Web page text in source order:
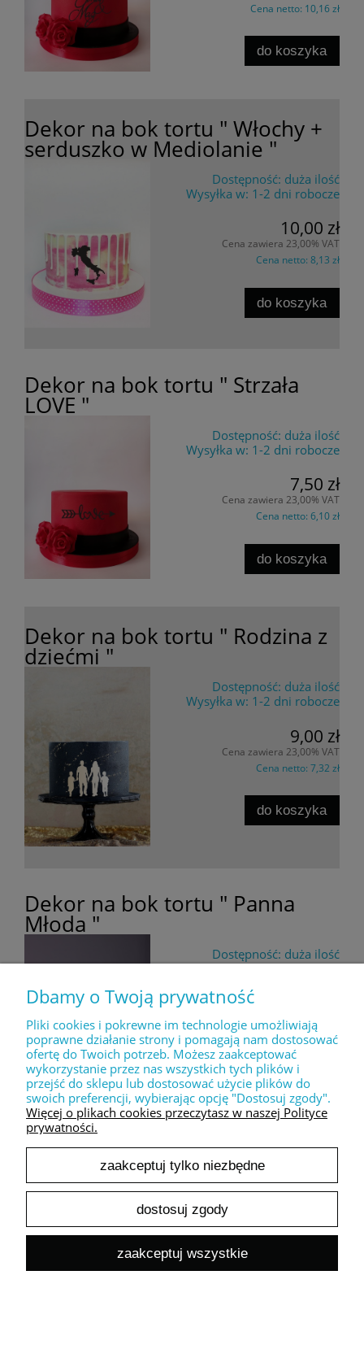
Cena netto: 10,16 zł
do koszyka
Dekor na bok tortu " Włochy +
serduszko w Mediolanie "
Dostępność: duża ilość
Wysyłka w: 1-2 dni robocze
10,00 zł
Cena zawiera 23,00% VAT
Cena netto: 8,13 zł
do koszyka
Dekor na bok tortu " Strzała
LOVE "
Dostępność: duża ilość
Wysyłka w: 1-2 dni robocze
7,50 zł
Cena zawiera 23,00% VAT
Cena netto: 6,10 zł
do koszyka
Dekor na bok tortu " Rodzina z
dziećmi "
Dostępność: duża ilość
Wysyłka w: 1-2 dni robocze
9,00 zł
Cena zawiera 23,00% VAT
Cena netto: 7,32 zł
do koszyka
Dekor na bok tortu " Panna
Młoda "
Dostępność: duża ilość
Wysyłka w: 1-2 dni robocze
Cena zawiera 23,00% VAT
Cena netto:9,76 zł
do koszyka
Dekor na bok tortu " Love "
Dostępność:
Wysyłka w:
Cena zawiera 23,00% VAT
Dbamy o Twoją prywatność
Pliki cookies i pokrewne im technologie umożliwiają
poprawne działanie strony i pomagają nam dostosować
ofertę do Twoich potrzeb. Możesz zaakceptować
wykorzystanie przez nas wszystkich tych plików i
przejść do sklepu lub dostosować użycie plików do
swoich preferencji, wybierając opcję "Dostosuj zgody".
Więcej o plikach cookies przeczytasz w naszej Polityce
prywatności.
zaakceptuj tylko niezbędne
dostosuj zgody
zaakceptuj wszystkie